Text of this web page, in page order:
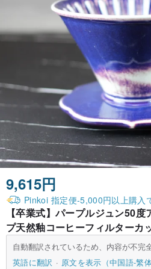
9,615円
Pinkoi 指定便-5,000円以上購入
【卒業式】パープルジュン50
プ天然釉コーヒーフィルターカ
自動翻訳されているため、内容が不完
英語に翻訳
原文を表示（中国語-繁体